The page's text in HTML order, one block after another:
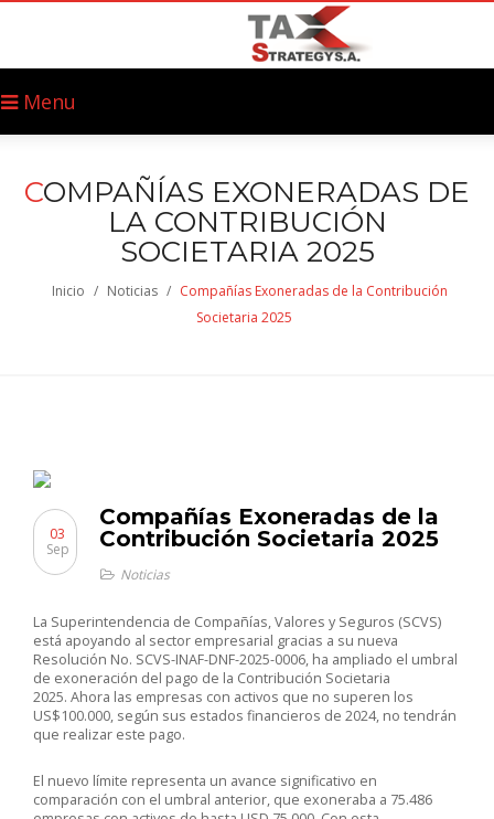
Menu
COMPAÑÍAS EXONERADAS DE
LA CONTRIBUCIÓN
SOCIETARIA 2025
Inicio / Noticias / Compañías Exoneradas de la Contribución
Societaria 2025
Compañías Exoneradas de la
Contribución Societaria 2025
03
Sep
Noticias
La Superintendencia de Compañías, Valores y Seguros (SCVS)
está apoyando al sector empresarial gracias a su nueva
Resolución No. SCVS-INAF-DNF-2025-0006, ha ampliado el umbral
de exoneración del pago de la Contribución Societaria
2025. Ahora las empresas con activos que no superen los
US$100.000, según sus estados financieros de 2024, no tendrán
que realizar este pago.
El nuevo límite representa un avance significativo en
comparación con el umbral anterior, que exoneraba a 75.486